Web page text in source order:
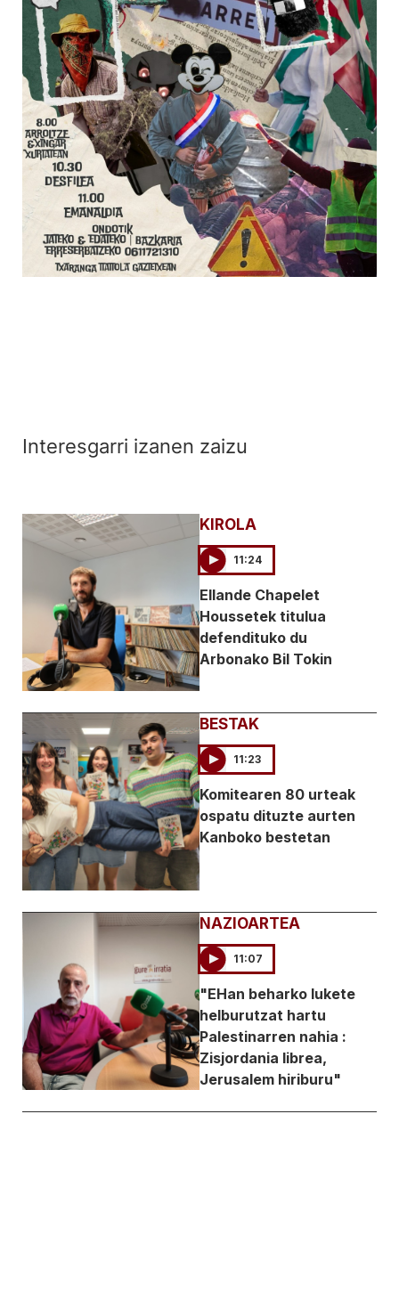
Interesgarri izanen zaizu
KIROLA
11:24
Ellande Chapelet
Houssetek titulua
defendituko du
Arbonako Bil Tokin
BESTAK
11:23
Komitearen 80 urteak
ospatu dituzte aurten
Kanboko bestetan
NAZIOARTEA
11:07
"EHan beharko lukete
helburutzat hartu
Palestinarren nahia :
Zisjordania librea,
Jerusalem hiriburu"